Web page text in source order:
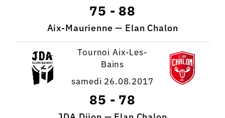
75 - 88
Aix-Maurienne — Elan Chalon
Tournoi Aix-Les-
Bains
samedi 26.08.2017
85 - 78